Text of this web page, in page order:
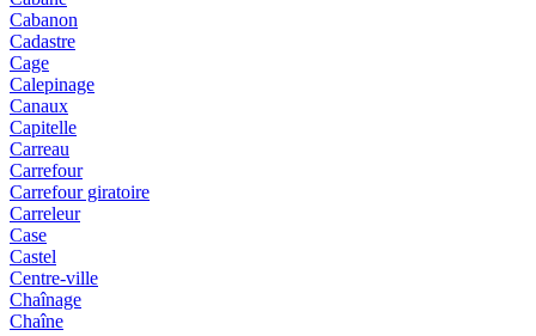
Cabanon
Cadastre
Cage
Calepinage
Canaux
Capitelle
Carreau
Carrefour
Carrefour giratoire
Carreleur
Case
Castel
Centre-ville
Chaînage
Chaîne